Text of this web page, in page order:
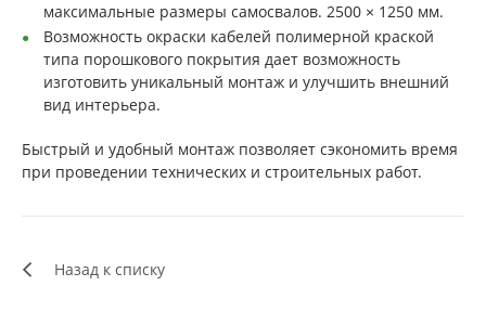
максимальные размеры самосвалов. 2500 × 1250 мм.
Возможность окраски кабелей полимерной краской
типа порошкового покрытия дает возможность
изготовить уникальный монтаж и улучшить внешний
вид интерьера.
Быстрый и удобный монтаж позволяет сэкономить время
при проведении технических и строительных работ.
Назад к списку